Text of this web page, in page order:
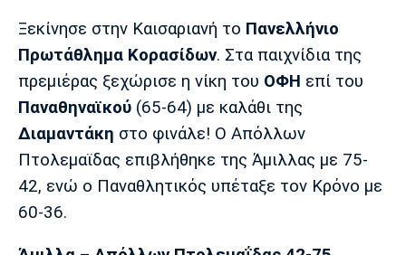
Πολιτισμός
Τραγούδια
Cine Spot
Running
Media
Πρόγραμμα TV
Ιωνικός Κηφισιά Πανσερραϊκός
Ξεκίνησε στην Καισαριανή το Πανελλήνιο
Πρωτάθλημα Κορασίδων. Στα παιχνίδια της
πρεμιέρας ξεχώρισε η νίκη του ΟΦΗ επί του
Παναθηναϊκού (65-64) με καλάθι της
Διαμαντάκη στο φινάλε! Ο Απόλλων
Πτολεμαϊδας επιβλήθηκε της Άμιλλας με 75-
42, ενώ ο Παναθλητικός υπέταξε τον Κρόνο με
60-36.